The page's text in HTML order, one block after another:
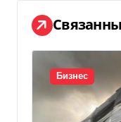
а
ц
и
я
Бизнес